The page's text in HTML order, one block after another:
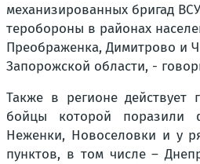
механизированных бригад
теробороны в районах
Преображенка, Димитрово и
Запорожской области, -
Также в регионе действует
бойцы которой поразили
Неженки, Новоселовки и у
пунктов, в том числе –